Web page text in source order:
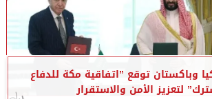
وباكستان توقع ”اتفاقية مكة للدفاع
لتعزيز الأمن والاستقرار